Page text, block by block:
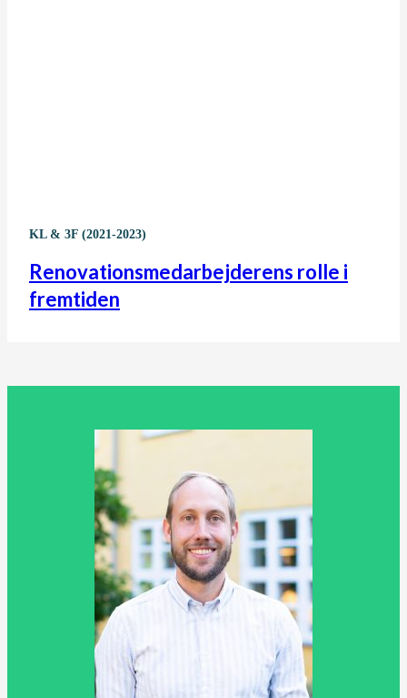
KL & 3F (2021-2023)
Renovationsmedarbejderens rolle i
fremtiden